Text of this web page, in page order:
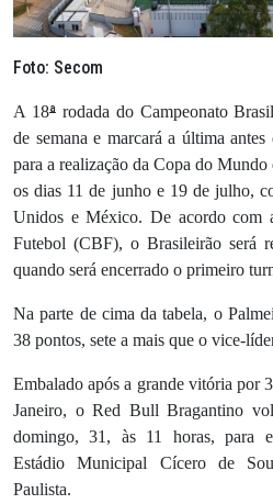
Foto: Secom
A 18ªrodada do Campeonato
de semana e marcará a última
para a realização da Copa do
os dias 11 de junho e 19 de julho,
Unidos e México. De acordo com
Futebol (CBF), o Brasileirão será
quando será encerrado o primeiro
Na parte de cima da tabela, o
38 pontos, sete a mais que o vice-
Embalado após a grande vitória por
Janeiro, o Red Bull Bragantino
domingo, 31, às 11 horas, para
Estádio Municipal Cícero de
Paulista.